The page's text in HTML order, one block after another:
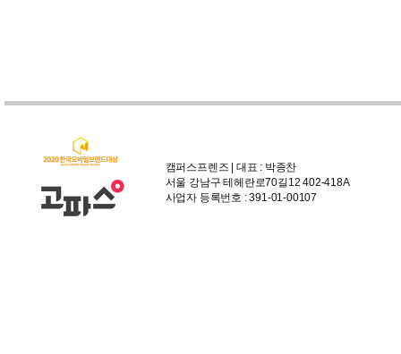
캠퍼스프렌즈 | 대표 : 박종찬
서울 강남구 테헤란로70길12 402-418A
사업자 등록번호 : 391-01-00107